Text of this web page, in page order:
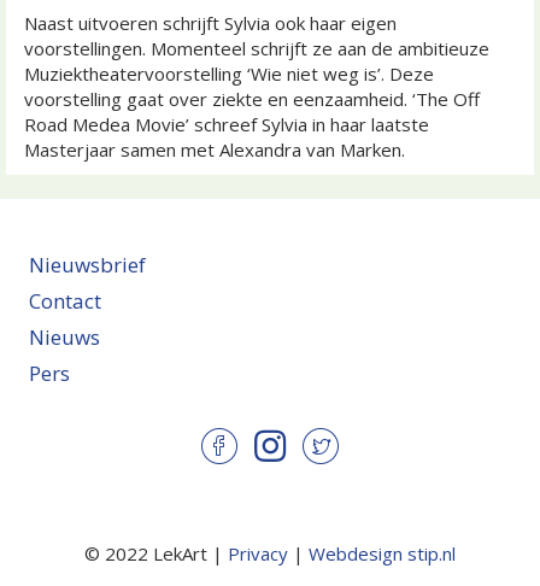
Naast uitvoeren schrijft Sylvia ook haar eigen
voorstellingen. Momenteel schrijft ze aan de ambitieuze
Muziektheatervoorstelling ‘Wie niet weg is’. Deze
voorstelling gaat over ziekte en eenzaamheid. ‘The Off
Road Medea Movie’ schreef Sylvia in haar laatste
Masterjaar samen met Alexandra van Marken.
Nieuwsbrief
Contact
Nieuws
Pers
© 2022 LekArt | Privacy | Webdesign stip.nl